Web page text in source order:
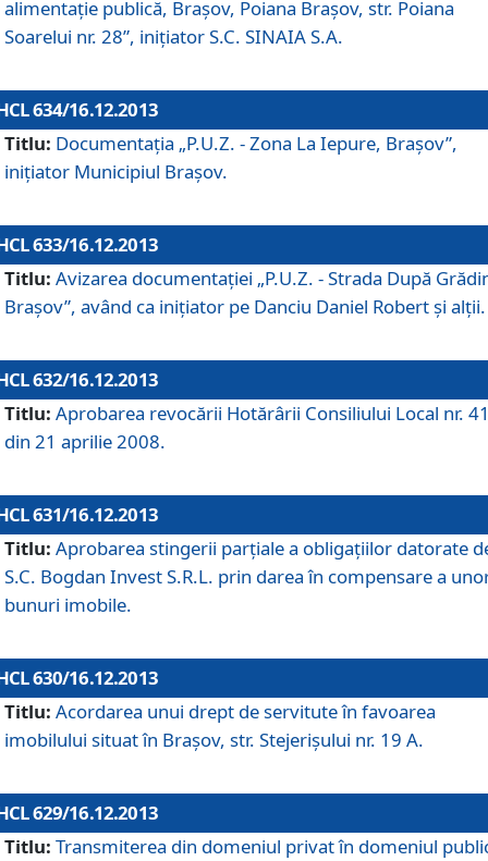
alimentaţie publică, Braşov, Poiana Braşov, str. Poiana
Soarelui nr. 28”, iniţiator S.C. SINAIA S.A.
634/16.12.2013
Titlu: Documentaţia „P.U.Z. - Zona La Iepure, Braşov”,
iniţiator Municipiul Braşov.
633/16.12.2013
Titlu: Avizarea documentaţiei „P.U.Z. - Strada După
Braşov”, având ca iniţiator pe Danciu Daniel Robert şi alţii.
632/16.12.2013
Titlu: Aprobarea revocării Hotărârii Consiliului Local nr.
din 21 aprilie 2008.
631/16.12.2013
Titlu: Aprobarea stingerii parţiale a obligaţiilor datorate
S.C. Bogdan Invest S.R.L. prin darea în compensare a
bunuri imobile.
630/16.12.2013
Titlu: Acordarea unui drept de servitute în favoarea
imobilului situat în Braşov, str. Stejerişului nr. 19 A.
629/16.12.2013
Titlu: Transmiterea din domeniul privat în domeniul